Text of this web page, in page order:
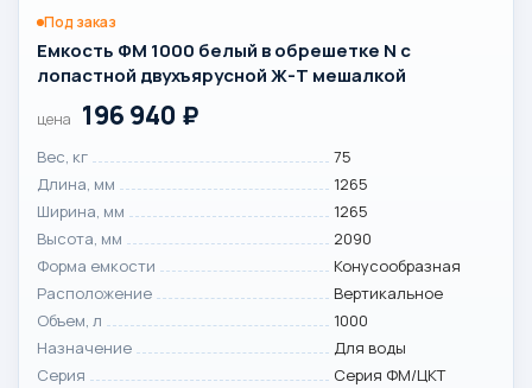
Под заказ
Емкость ФМ 1000 белый в обрешетке N с
лопастной двухъярусной Ж-Т мешалкой
цена 196 940 ₽
Вес, кг
75
Длина, мм
1265
Ширина, мм
1265
Высота, мм
2090
Форма емкости
Конусообразная
Расположение
Вертикальное
Объем, л
1000
Назначение
Для воды
Серия
Серия ФМ/ЦКТ